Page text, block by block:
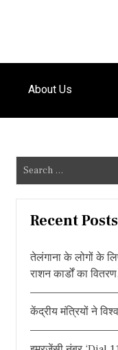
About Us
e
a
Recent Posts
तेलंगाना के लोगों के
राशन कार्डों का
केंद्रीय मंत्रियों ने